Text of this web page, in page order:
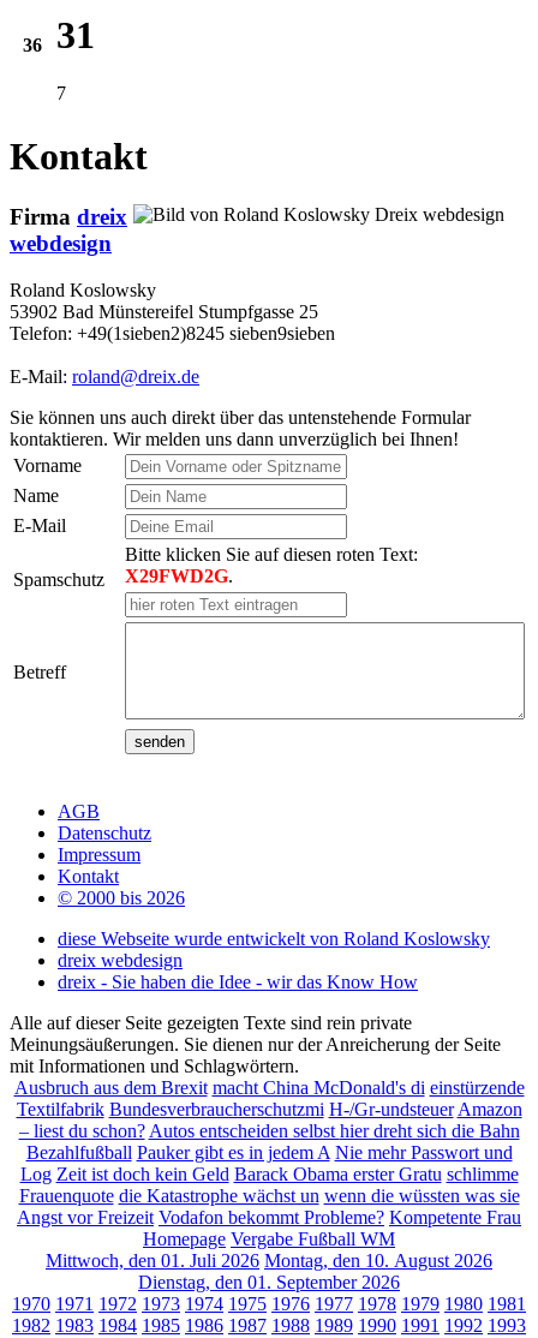
36 31
7
Kontakt
Firma dreix
webdesign
Roland Koslowsky
53902 Bad Münstereifel Stumpfgasse 25
Telefon: +49(1sieben2)8245 sieben9sieben
E-Mail: roland@dreix.de
Sie können uns auch direkt über das untenstehende Formular
kontaktieren. Wir melden uns dann unverzüglich bei Ihnen!
Vorname
Name
E-Mail
Spamschutz
Bitte klicken Sie auf diesen roten Text:
X29FWD2G.
Betreff
AGB
Datenschutz
Impressum
Kontakt
© 2000 bis 2026
diese Webseite wurde entwickelt von Roland Koslowsky
dreix webdesign
dreix - Sie haben die Idee - wir das Know How
Alle auf dieser Seite gezeigten Texte sind rein private
Meinungsäußerungen. Sie dienen nur der Anreicherung der Seite
mit Informationen und Schlagwörtern.
Ausbruch aus dem Brexit macht China McDonald's di einstürzende
Textilfabrik Bundesverbraucherschutzmi H-/Gr-undsteuer Amazon
– liest du schon? Autos entscheiden selbst hier dreht sich die Bahn
Bezahlfußball Pauker gibt es in jedem A Nie mehr Passwort und
Log Zeit ist doch kein Geld Barack Obama erster Gratu schlimme
Frauenquote die Katastrophe wächst un wenn die wüssten was sie
Angst vor Freizeit Vodafon bekommt Probleme? Kompetente Frau
Homepage Vergabe Fußball WM
Mittwoch, den 01. Juli 2026 Montag, den 10. August 2026
Dienstag, den 01. September 2026
1970 1971 1972 1973 1974 1975 1976 1977 1978 1979 1980 1981
1982 1983 1984 1985 1986 1987 1988 1989 1990 1991 1992 1993